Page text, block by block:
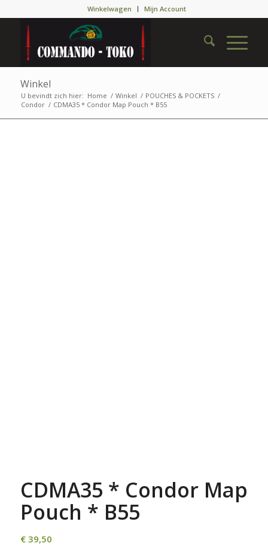
Winkelwagen Mijn Account
Winkel
U bevindt zich hier: Home / Winkel / POUCHES & POCKETS /
Condor / CDMA35 * Condor Map Pouch * B55
CDMA35 * Condor Map
Pouch * B55
€39,50